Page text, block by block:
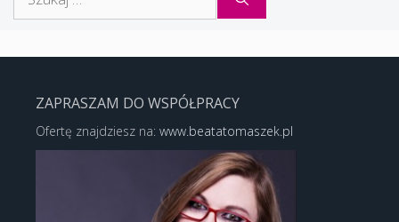
ZAPRASZAM DO WSPÓŁPRACY
Ofertę znajdziesz na: www.beatatomaszek.pl